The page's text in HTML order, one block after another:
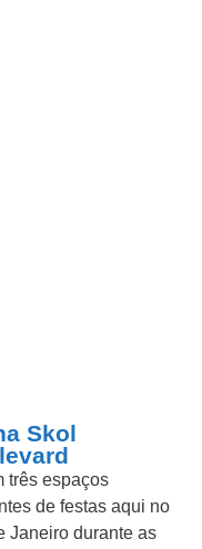
Skol
três espaços
de festas aqui no
Janeiro durante as